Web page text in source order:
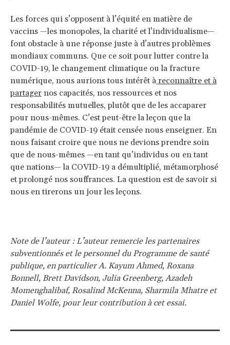
Les forces qui s’opposent à l’équité en matière de
vaccins —les monopoles, la charité et l’individualisme—
font obstacle à une réponse juste à d’autres problèmes
mondiaux communs. Que ce soit pour lutter contre la
COVID-19, le changement climatique ou la fracture
numérique, nous aurions tous intérêt à reconnaître et à
partager nos capacités, nos ressources et nos
responsabilités mutuelles, plutôt que de les accaparer
pour nous-mêmes. C’est peut-être la leçon que la
pandémie de COVID-19 était censée nous enseigner. En
nous faisant croire que nous ne devions prendre soin
que de nous-mêmes —en tant qu’individus ou en tant
que nations— la COVID-19 a démultiplié, métamorphosé
et prolongé nos souffrances. La question est de savoir si
nous en tirerons un jour les leçons.
Note de l’auteur : L’auteur remercie les partenaires
subventionnés et le personnel du Programme de santé
publique, en particulier A. Kayum Ahmed, Roxana
Bonnell, Brett Davidson, Julia Greenberg, Azadeh
Momenghalibaf, Rosalind McKenna, Sharmila Mhatre et
Daniel Wolfe, pour leur contribution à cet essai.